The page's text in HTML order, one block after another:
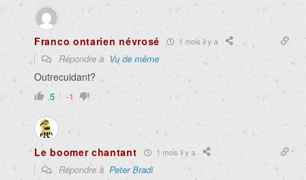
Franco ontarien névrosé 1 mois il y a
Répondre à Vu de même
Outrecuidant?
5 -1
Le boomer chantant 1 mois il y a
Répondre à Peter Bradi